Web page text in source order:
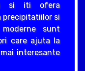
si iti ofera
precipitatiilor si
sunt
care ajuta la
interesante